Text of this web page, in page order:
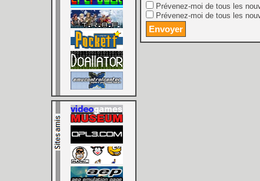
Prévenez-moi de tous les
Prévenez-moi de tous les